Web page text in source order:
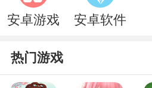
安卓游戏 安卓软件
热门游戏